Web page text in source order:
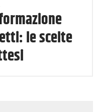
le scelte